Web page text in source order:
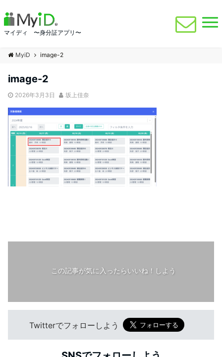
マイディ 〜身分証アプリ〜
MyiD image-2
image-2
2026年3月3日 坂上佳奈
この記事が気に入ったらいいね！しよう
Twitterでフォローしよう